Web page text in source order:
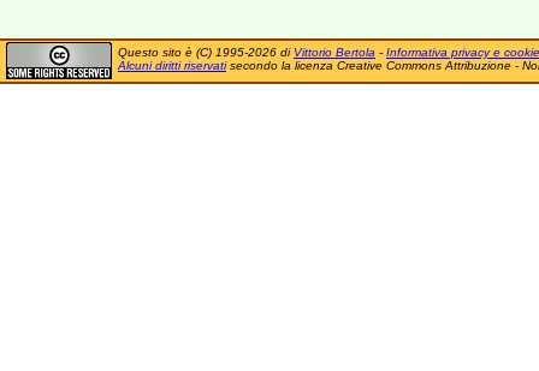
Questo sito è (C) 1995-2026 di Vittorio Bertola - Informativa privacy e cookie
Alcuni diritti riservatisecondo la licenza Creative Commons Attribuzione -